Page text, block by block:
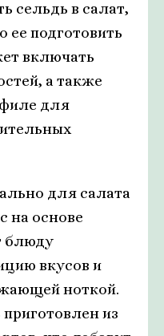
сельдь в салат,
ее подготовить
включать
а также
для
для салата
на основе
блюду
вкусов и
ноткой.
из